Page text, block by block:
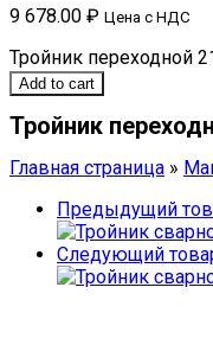
9 678.00 ₽ Цена с НДС
Тройник переходной
Add to cart
Тройник
Главная страница »
Предыдущий
Следующий